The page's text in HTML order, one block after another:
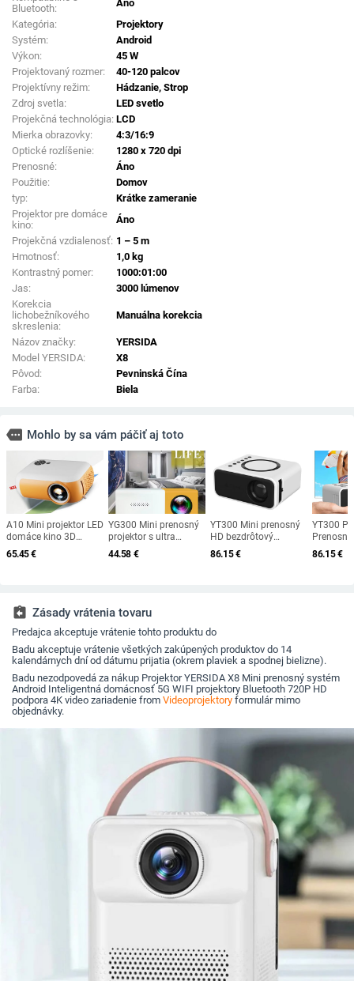
Bluetooth:
Áno
Kategória:
Projektory
Systém:
Android
Výkon:
45 W
Projektovaný rozmer:
40-120 palcov
Projektívny režim:
Hádzanie, Strop
Zdroj svetla:
LED svetlo
Projekčná technológia: LCD
Mierka obrazovky:
4:3/16:9
Optické rozlíšenie:
1280 x 720 dpi
Prenosné:
Áno
Použitie:
Domov
typ:
Krátke zameranie
Projektor pre domáce
kino:
Áno
Projekčná vzdialenosť: 1 – 5 m
Hmotnosť:
1,0 kg
Kontrastný pomer:
1000:01:00
Jas:
3000 lúmenov
Korekcia
lichobežníkového
skreslenia:
Manuálna korekcia
Názov značky:
YERSIDA
Model YERSIDA:
X8
Pôvod:
Pevninská Čína
Farba:
Biela
more Mohlo by sa vám páčiť aj toto
A10 Mini projektor LED
domáce kino 3D
videoprojektor
prehrávač médií
HD film
65.45€
YG300 Mini prenosný
projektor s ultra
vysokým rozlíšením,
podpora pamäte pre
44.58 €
YT300 Mini prenosný
HD bezdrôtový
káblový projektor pre
mobilný telefón s
86.15€
YT300
Prenosný
Projektor
86.15€
assignment_return Zásady vrátenia tovaru
Predajca akceptuje vrátenie tohto produktu do
Badu akceptuje vrátenie všetkých zakúpených produktov do 14
kalendárnych dní od dátumu prijatia (okrem plaviek a spodnej bielizne).
Badu nezodpovedá za nákup Projektor YERSIDA X8 Mini prenosný systém
Android Inteligentná domácnosť 5G WIFI projektory Bluetooth 720P HD
podpora 4K video zariadenie from Videoprojektory formulár mimo
objednávky.